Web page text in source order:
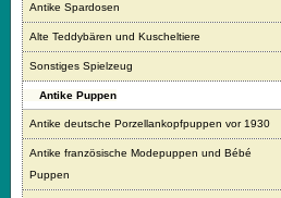
Antike Spardosen
Alte Teddybären und Kuscheltiere
Sonstiges Spielzeug
Antike Puppen
Antike deutsche Porzellankopfpuppen vor 1930
Antike französische Modepuppen und Bébé
Puppen